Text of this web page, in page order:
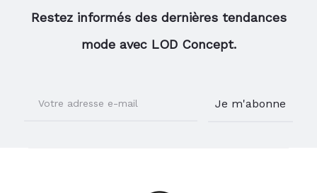
Restez informés des dernières tendances
mode avec LOD Concept.